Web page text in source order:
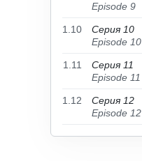
Episode 9
1.10
Серия 10
Episode 10
1.11
Серия 11
Episode 11
1.12
Серия 12
Episode 12